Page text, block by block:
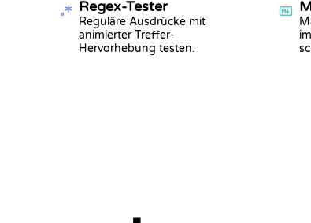
Regex-Tester
Reguläre Ausdrücke mit
animierter Treffer-
Hervorhebung testen.